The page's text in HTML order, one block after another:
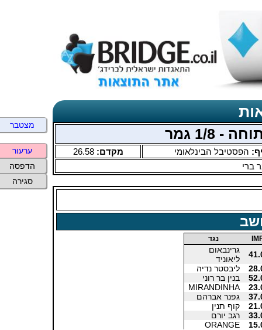
הפסטיבל הבינלאומי מקדם:26.58
ברי
נגד
גרינבאום
ליאוניד
ליבסטר נדיה
בנין בר רוני
MIRANDINHA
גפנר אברהם
קוף תנין
רגב יורם
ORANGE
מצטבר
ערעור
הדפסה
סגירה